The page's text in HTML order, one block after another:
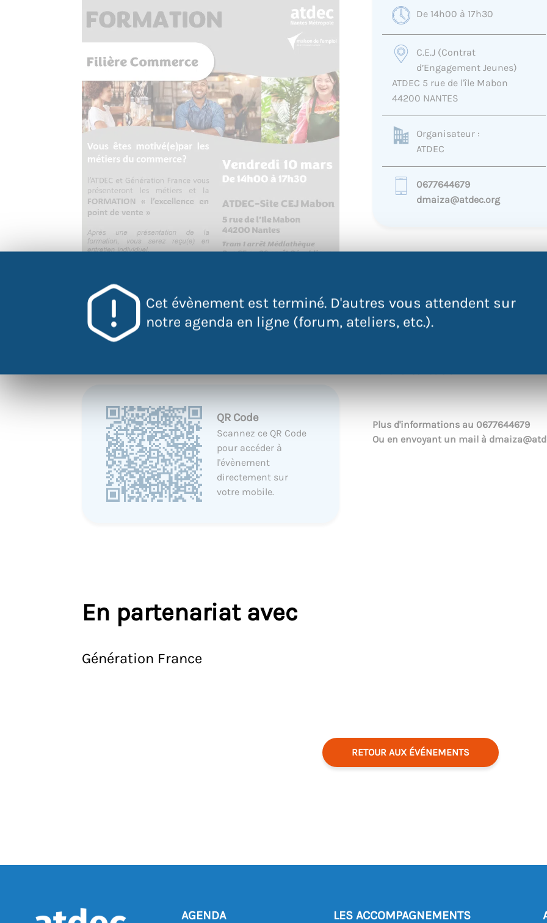
Cet évènement est terminé. D'autres vous attendent sur
notre agenda en ligne (forum, ateliers, etc.).
QR Code
Scannez ce QR Code
pour accéder à
l'évènement
directement sur
votre mobile.
De 14h00 à 17h30
C.E.J (Contrat
d’Engagement Jeunes)
ATDEC 5 rue de l'île Mabon
44200 NANTES
Organisateur :
ATDEC
0677644679
dmaiza@atdec.org
l’ATDEC et Génération France vous
« l’excellence en point de vente »
Plus d'informations au 0677644679
Ou en envoyant un mail à
En partenariat avec
Génération France
RETOUR AUX ÉVÉNEMENTS
AGENDA LES ACCOMPAGNEMENTS